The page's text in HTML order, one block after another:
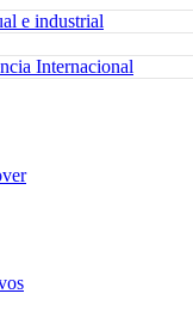
e industrial
Internacional